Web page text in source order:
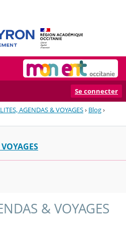
Se connecter
AGENDAS & VOYAGES› Blog›
& VOYAGES